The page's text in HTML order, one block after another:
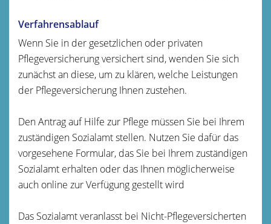
Verfahrensablauf
Wenn Sie in der gesetzlichen oder privaten
Pflegeversicherung versichert sind, wenden Sie sich
zunächst an diese, um zu klären, welche Leistungen
der Pflegeversicherung Ihnen zustehen.
Den Antrag auf Hilfe zur Pflege müssen Sie bei Ihrem
zuständigen Sozialamt stellen. Nutzen Sie dafür das
vorgesehene Formular, das Sie bei Ihrem zuständigen
Sozialamt erhalten oder das Ihnen möglicherweise
auch online zur Verfügung gestellt wird
Das Sozialamt veranlasst bei Nicht-Pflegeversicherten